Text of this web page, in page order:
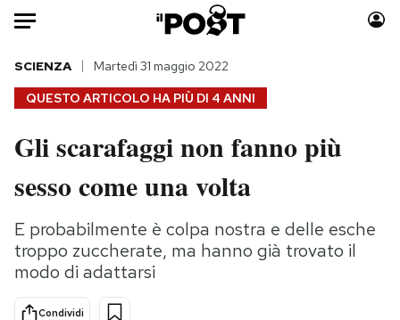
Auto
HOME
Italia
Politica
Tecnologia
Internet
Scienza
Cultura
Moda
Consumismi
Storie/Idee
Ok Boomer!
QUESTO ARTICOLO HA PIÙ DI 4 ANNI
SCIENZA Martedì 31 maggio 2022
Gli scarafaggi non fanno più
sesso come una volta
E probabilmente è colpa nostra e delle esche
troppo zuccherate, ma hanno già trovato il
modo di adattarsi
Condividi